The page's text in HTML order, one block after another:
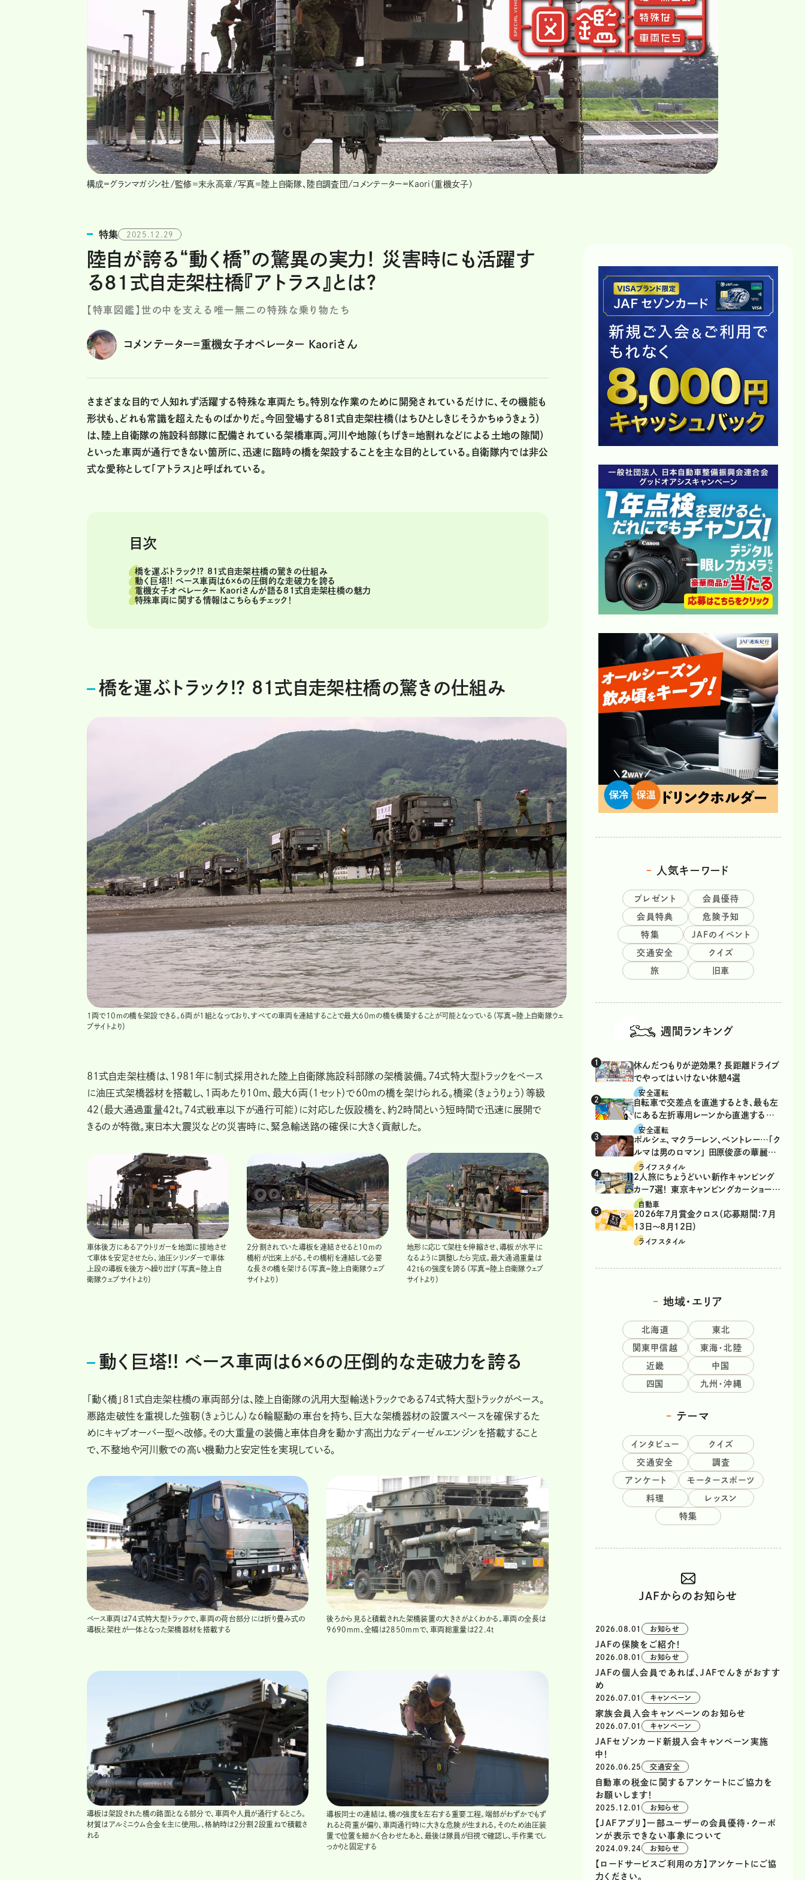
構成=グランマガジン社/監修＝末永高章/写真＝陸上自衛隊、陸自調査団/コメンテーター=Kaori（重機女子）
特集 2025.12.29
陸自が誇る“動く橋”の驚異の実力！ 災害時にも活躍す
る81式自走架柱橋『アトラス』とは？
【特車図鑑】世の中を支える唯一無二の特殊な乗り物たち
コメンテーター=重機女子オペレーター Kaoriさん
さまざまな目的で人知れず活躍する特殊な車両たち。特別な作業のために開発されているだけに、その機能も
形状も、どれも常識を超えたものばかりだ。今回登場する81式自走架柱橋（はちひとしきじそうかちゅうきょう）
は、陸上自衛隊の施設科部隊に配備されている架橋車両。河川や地隙（ちげき=地割れなどによる土地の隙間）
といった車両が通行できない箇所に、迅速に臨時の橋を架設することを主な目的としている。自衛隊内では非公
式な愛称として「アトラス」と呼ばれている。
目次
橋を運ぶトラック!? 81式自走架柱橋の驚きの仕組み
動く巨塔!! ベース車両は6×6の圧倒的な走破力を誇る
重機女子オペレーター Kaoriさんが語る81式自走架柱橋の魅力
特殊車両に関する情報はこちらもチェック！
橋を運ぶトラック!? 81式自走架柱橋の驚きの仕組み
1両で10mの橋を架設できる。6両が1組となっており、すべての車両を連結することで最大60mの橋を構築することが可能となっている（写真=陸上自衛隊ウェ
ブサイトより）
81式自走架柱橋は、1981年に制式採用された陸上自衛隊施設科部隊の架橋装備。74式特大型トラックをベース
に油圧式架橋器材を搭載し、1両あたり10m、最大6両（1セット）で60mの橋を架けられる。橋梁（きょうりょう）等級
42（最大通過重量42t。74式戦車以下が通行可能）に対応した仮設橋を、約2時間という短時間で迅速に展開で
きるのが特徴。東日本大震災などの災害時に、緊急輸送路の確保に大きく貢献した。
車体後方にあるアウトリガーを地面に接地させ
て車体を安定させたら、油圧シリンダーで車体
上段の導板を後方へ繰り出す（写真=陸上自
衛隊ウェブサイトより）
2分割されていた導板を連結させると10mの
橋桁が出来上がる。その橋桁を連結して必要
な長さの橋を架ける（写真=陸上自衛隊ウェブ
サイトより）
地形に応じて架柱を伸縮させ、導板が水平に
なるように調整したら完成。最大通過重量は
42tもの強度を誇る（写真=陸上自衛隊ウェブ
サイトより）
動く巨塔!! ベース車両は6×6の圧倒的な走破力を誇る
「動く橋」81式自走架柱橋の車両部分は、陸上自衛隊の汎用大型輸送トラックである74式特大型トラックがベース。
悪路走破性を重視した強靭（きょうじん）な6輪駆動の車台を持ち、巨大な架橋器材の設置スペースを確保するた
めにキャブオーバー型へ改修。その大重量の装備と車体自身を動かす高出力なディーゼルエンジンを搭載すること
で、不整地や河川敷での高い機動力と安定性を実現している。
ベース車両は74式特大型トラックで、車両の荷台部分には折り畳み式の
導板と架柱が一体となった架橋器材を搭載する
後ろから見ると積載された架橋装置の大きさがよくわかる。車両の全長は
9690mm、全幅は2850mmで、車両総重量は22.4t
導板は架設された橋の路面となる部分で、車両や人員が通行するところ。
材質はアルミニウム合金を主に使用し、格納時は2分割2段重ねで積載さ
れる
導板同士の連結は、橋の強度を左右する重要工程。端部がわずかでもず
れると荷重が偏り、車両通行時に大きな危険が生まれる。そのため油圧装
置で位置を細かく合わせたあと、最後は隊員が目視で確認し、手作業でし
っかりと固定する
人気キーワード
プレゼント 会員優待
会員特典 危険予知
特集 JAFのイベント
交通安全 クイズ
旅 旧車
週間ランキング
休んだつもりが逆効果？ 長距離ドライブ
でやってはいけない休憩4選
安全運転
自転車で交差点を直進するとき、最も左
にある左折専用レーンから直進するの
は、違反？
安全運転
ポルシェ、マクラーレン、ベントレー…「ク
ルマは男のロマン」 田原俊彦の華麗な
る愛車遍歴
ライフスタイル
2人旅にちょうどいい新作キャンピング
カー7選！ 東京キャンピングカーショー
2026注目モデル
自動車
2026年7月賞金クロス（応募期間：7月
13日～8月12日）
ライフスタイル
地域・エリア
北海道 東北
関東甲信越 東海・北陸
近畿 中国
四国 九州・沖縄
テーマ
インタビュー クイズ
交通安全 調査
アンケート モータースポーツ
料理 レッスン
特集
JAFからのお知らせ
2026.08.01 お知らせ
JAFの保険をご紹介！
2026.08.01 お知らせ
JAFの個人会員であれば、JAFでんきがおすす
め
2026.07.01 キャンペーン
家族会員入会キャンペーンのお知らせ
2026.07.01 キャンペーン
JAFセゾンカード新規入会キャンペーン実施
中！
2026.06.25 交通安全
自動車の税金に関するアンケートにご協力を
お願いします！
2025.12.01 お知らせ
【JAFアプリ】一部ユーザーの会員優待・クーポ
ンが表示できない事象について
2024.09.24 お知らせ
【ロードサービスご利用の方】アンケートにご協
力ください。